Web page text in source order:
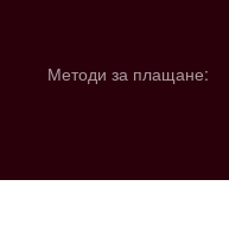
Методи за плащане: